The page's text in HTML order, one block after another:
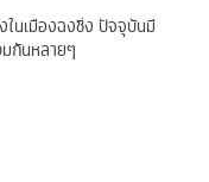
ในเมืองฉงชิ่ง ปัจจุบันมี
กันหลายๆ